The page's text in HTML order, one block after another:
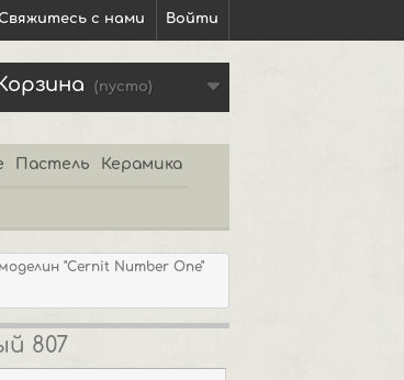
Войти
с нами
(пусто)
Пастель Керамика
"Cernit Number One"
807